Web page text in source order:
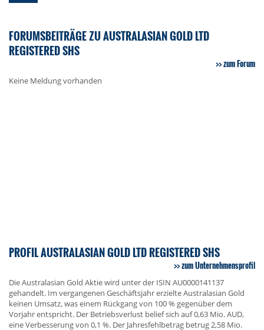
FORUMSBEITRÄGE ZU AUSTRALASIAN GOLD LTD
REGISTERED SHS
zum Forum
Keine Meldung vorhanden
PROFIL AUSTRALASIAN GOLD LTD REGISTERED SHS
zum Unternehmensprofil
Die Australasian Gold Aktie wird unter der ISIN AU0000141137
gehandelt. Im vergangenen Geschäftsjahr erzielte Australasian Gold
keinen Umsatz, was einem Rückgang von 100 % gegenüber dem
Vorjahr entspricht. Der Betriebsverlust belief sich auf 0,63 Mio. AUD,
eine Verbesserung von 0,1 %. Der Jahresfehlbetrag betrug 2,58 Mio.